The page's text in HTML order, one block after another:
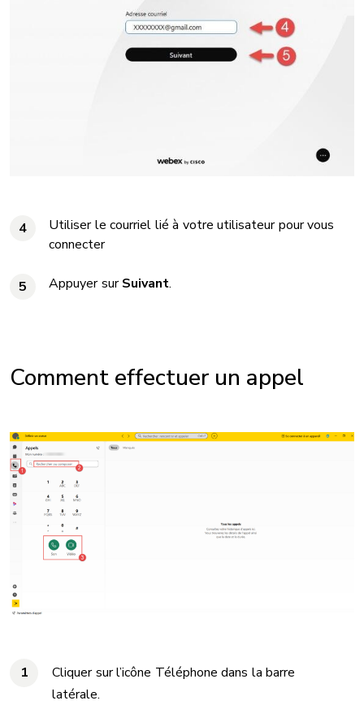
4
Utiliser le courriel lié à votre utilisateur pour vous
connecter
5 Appuyer surSuivant.
Comment effectuer un appel
Cliquer sur l’icône Téléphone dans la barre
latérale.